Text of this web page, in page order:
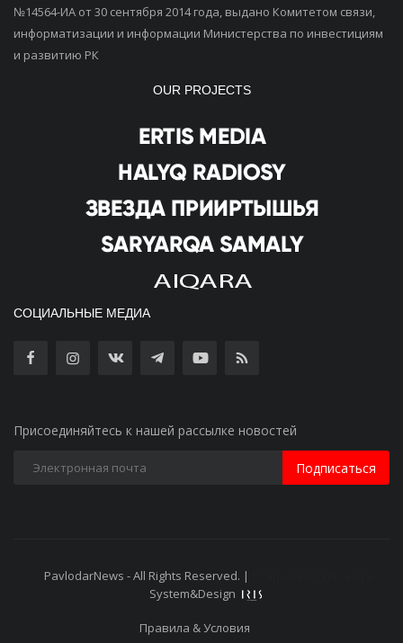
№14564-ИА от 30 сентября 2014 года, выдано Комитетом связи,
информатизации и информации Министерства по инвестициям
и развитию РК
OUR PROJECTS
СОЦИАЛЬНЫЕ МЕДИА
Присоединяйтесь к нашей рассылке новостей
Подписаться
PavlodarNews - All Rights Reserved. |
System&Design
Правила & Условия